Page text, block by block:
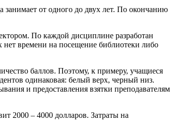
от одного до двух лет. По окончанию
По каждой дисциплине разработан
нет времени на посещение библиотеки либо
баллов. Поэтому, к примеру, учащиеся
одинаковая: белый верх, черный низ.
и предоставления взятки преподавателям
2000 – 4000 долларов. Затраты на